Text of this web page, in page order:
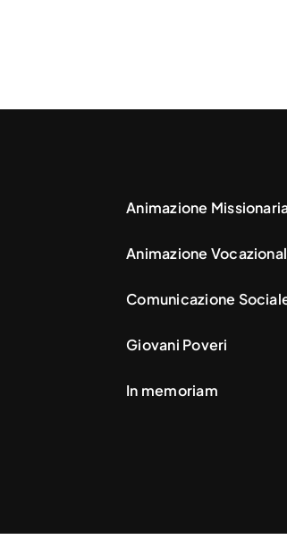
Animazione
Animazione
Comunicazione
Giovani Poveri
In memoriam